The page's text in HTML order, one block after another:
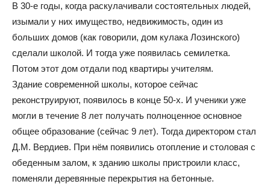
В 30-е годы, когда раскулачивали состоятельных людей,
изымали у них имущество, недвижимость, один из
больших домов (как говорили, дом кулака Лозинского)
сделали школой. И тогда уже появилась семилетка.
Потом этот дом отдали под квартиры учителям.
Здание современной школы, которое сейчас
реконструируют, появилось в конце 50-х. И ученики уже
могли в течение 8 лет получать полноценное основное
общее образование (сейчас 9 лет). Тогда директором стал
Д.М. Вердиев. При нём появились отопление и столовая с
обеденным залом, к зданию школы пристроили класс,
поменяли деревянные перекрытия на бетонные.